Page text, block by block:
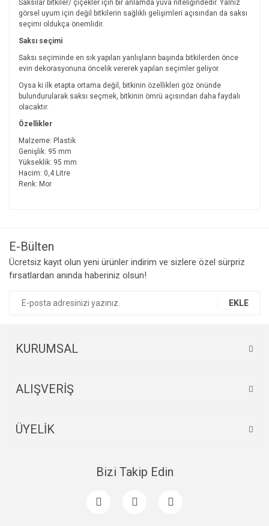
Saksılar bitkiler/ çiçekler için bir anlamda yuva niteliğindedir. Yalnız
görsel uyum için değil bitkilerin sağlıklı gelişimleri açısından da saksı
seçimi oldukça önemlidir.
Saksı seçimi
Saksı seçiminde en sık yapılan yanlışların başında bitkilerden önce
evin dekorasyonuna öncelik vererek yapılan seçimler geliyor.
Oysa ki ilk etapta ortama değil, bitkinin özellikleri göz önünde
bulundurularak saksı seçmek, bitkinin ömrü açısından daha faydalı
olacaktır.
Özellikler
Malzeme: Plastik
Genişlik: 95 mm
Yükseklik: 95 mm
Hacim: 0,4 Litre
Renk: Mor
Ürün resmi kalitesiz, bozuk veya görüntülenemiyor.
Ürün açıklamasında eksik bilgiler bulunuyor.
E-Bülten
Ücretsiz kayıt olun yeni ürünler indirim ve sizlere özel sürpriz
fırsatlardan anında haberiniz olsun!
EKLE
KURUMSAL
ALIŞVERİŞ
ÜYELİK
Bizi Takip Edin